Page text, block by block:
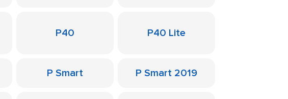
P40 P40 Lite
P Smart P Smart 2019